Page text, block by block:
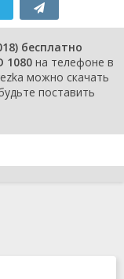
бесплатно
1080 на телефоне в
можно скачать
поставить